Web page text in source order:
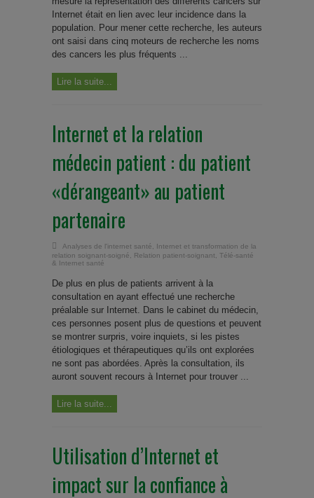
Internet était en lien avec leur incidence dans la
population. Pour mener cette recherche, les auteurs
ont saisi dans cinq moteurs de recherche les noms
des cancers les plus fréquents ...
Lire la suite...
Internet et la relation
médecin patient : du patient
«dérangeant» au patient
partenaire
Analyses de l'internet santé
Internet et transformation de la
relation soignant-soigné
Relation patient-soignant
Télé-santé
& Internet santé
De plus en plus de patients arrivent à la
consultation en ayant effectué une recherche
préalable sur Internet. Dans le cabinet du médecin,
ces personnes posent plus de questions et peuvent
se montrer surpris, voire inquiets, si les pistes
étiologiques et thérapeutiques qu’ils ont explorées
ne sont pas abordées. Après la consultation, ils
auront souvent recours à Internet pour trouver ...
Lire la suite...
Utilisation d’Internet et
impact sur la confiance à